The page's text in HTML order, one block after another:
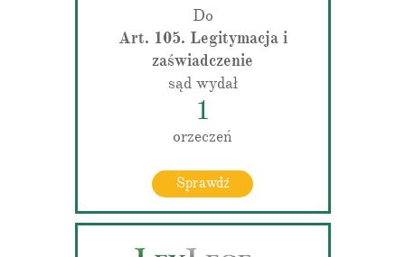
Do
Art. 105. Legitymacja i
zaświadczenie
sąd wydał
1
orzeczeń
Sprawdź